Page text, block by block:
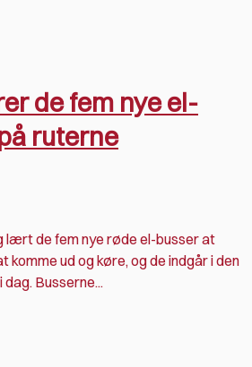
de fem nye el-
ruterne
lært de fem nye røde el-busser at
komme ud og køre, og de indgår i den
Busserne...